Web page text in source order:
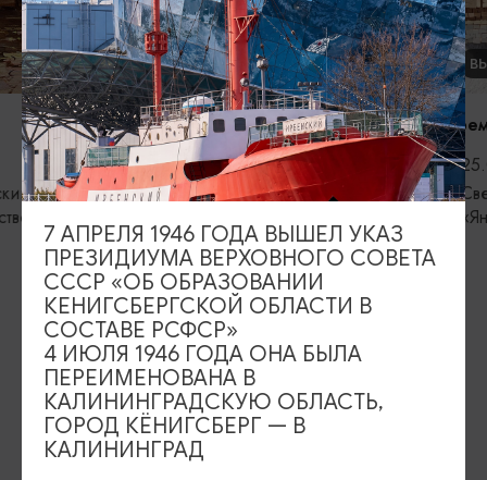
Калининград, Калининградская
областная филармония им. Е.Ф.
Светланова
ВЫСТАВКИ
Время
«Янтарь-
ИЩИТЕ ТАКЖЕ НА НАШЕМ САЙТЕ
Серебряное ожерелье
Электронная виза
Туры и экскурсии
7 АПРЕЛЯ 1946 ГОДА ВЫШЕЛ УКАЗ
ПРЕЗИДИУМА ВЕРХОВНОГО СОВЕТА
СССР «ОБ ОБРАЗОВАНИИ
КЕНИГСБЕРГСКОЙ ОБЛАСТИ В
СОСТАВЕ РСФСР»
4 ИЮЛЯ 1946 ГОДА ОНА БЫЛА
ПЕРЕИМЕНОВАНА В
КАЛИНИНГРАДСКУЮ ОБЛАСТЬ,
ГОРОД КЁНИГСБЕРГ — В
КАЛИНИНГРАД